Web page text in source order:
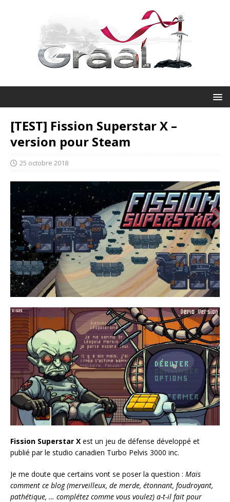
[TEST] Fission Superstar X –
version pour Steam
25 octobre 2018
Fission Superstar X est un jeu de défense développé et
publié par le studio canadien Turbo Pelvis 3000 inc.
Je me doute que certains vont se poser la question : Mais
comment ce blog (merveilleux, de merde, étonnant, foudroyant,
pathétique, … complétez comme vous voulez) a-t-il fait pour